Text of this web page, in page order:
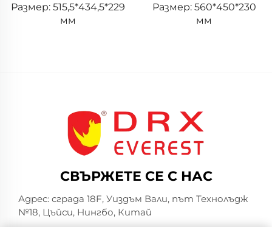
Размер: 515,5*434,5*229
мм
Размер: 560*450*230
мм
СВЪРЖЕТЕ СЕ С НАС
Адрес: сграда 18F, Уиздъм Вали, път Технолъдж
№18, Цъйси, Нингбо, Китай